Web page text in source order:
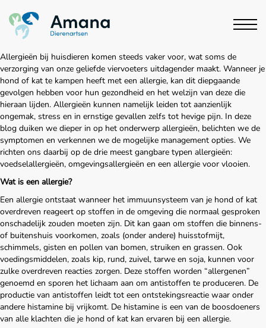
Allergieën bij huisdieren komen steeds vaker voor, wat soms de
verzorging van onze geliefde viervoeters uitdagender maakt. Wanneer je
hond of kat te kampen heeft met een allergie, kan dit diepgaande
gevolgen hebben voor hun gezondheid en het welzijn van deze die
hieraan lijden. Allergieën kunnen namelijk leiden tot aanzienlijk
ongemak, stress en in ernstige gevallen zelfs tot hevige pijn. In deze
blog duiken we dieper in op het onderwerp allergieën, belichten we de
symptomen en verkennen we de mogelijke management opties. We
richten ons daarbij op de drie meest gangbare typen allergieën:
voedselallergieën, omgevingsallergieën en een allergie voor vlooien.
Wat is een allergie?
Een allergie ontstaat wanneer het immuunsysteem van je hond of kat
overdreven reageert op stoffen in de omgeving die normaal gesproken
onschadelijk zouden moeten zijn. Dit kan gaan om stoffen die binnens-
of buitenshuis voorkomen, zoals (onder andere) huisstofmijt,
schimmels, gisten en pollen van bomen, struiken en grassen. Ook
voedingsmiddelen, zoals kip, rund, zuivel, tarwe en soja, kunnen voor
zulke overdreven reacties zorgen. Deze stoffen worden “allergenen”
genoemd en sporen het lichaam aan om antistoffen te produceren. De
productie van antistoffen leidt tot een ontstekingsreactie waar onder
andere histamine bij vrijkomt. De histamine is een van de boosdoeners
van alle klachten die je hond of kat kan ervaren bij een allergie.